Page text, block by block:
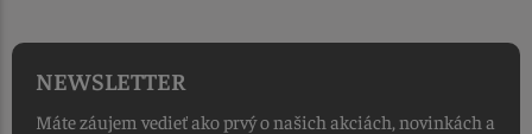
NEWSLETTER
Máte záujem vedieť ako prvý o našich akciách, novinkách a